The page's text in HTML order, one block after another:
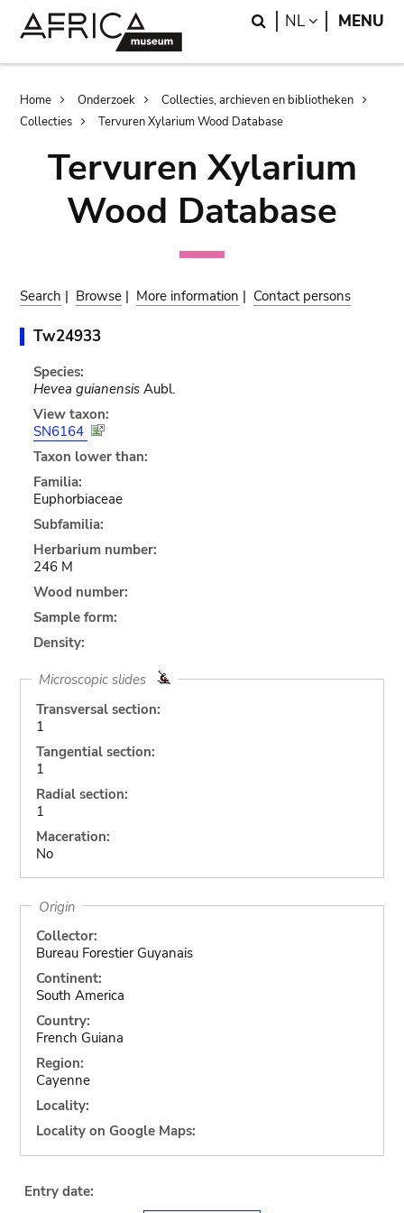
Search
NL LANGUAGE
MENU
Breadcrumb
Home Onderzoek
Collecties, archieven en bibliotheken
Collecties
Tervuren Xylarium Wood Database
Tervuren Xylarium
Wood Database
Search | Browse | More information | Contact persons
Tw24933
Species:
Hevea guianensisAubl.
View taxon:
SN6164
Taxon lower than:
Familia:
Euphorbiaceae
Subfamilia:
Herbarium number:
246 M
Wood number:
Sample form:
Density:
Microscopic slides
Transversal section:
1
Tangential section:
1
Radial section:
1
Maceration:
No
Origin
Collector:
Bureau Forestier Guyanais
Continent:
South America
Country:
French Guiana
Region:
Cayenne
Locality:
Locality on Google Maps:
Entry date: